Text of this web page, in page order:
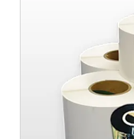
Fornecedor